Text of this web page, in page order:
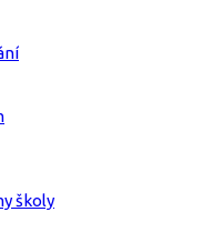
školy